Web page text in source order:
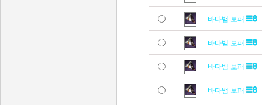
바다뱀 보패
바다뱀 보패
바다뱀 보패
바다뱀 보패